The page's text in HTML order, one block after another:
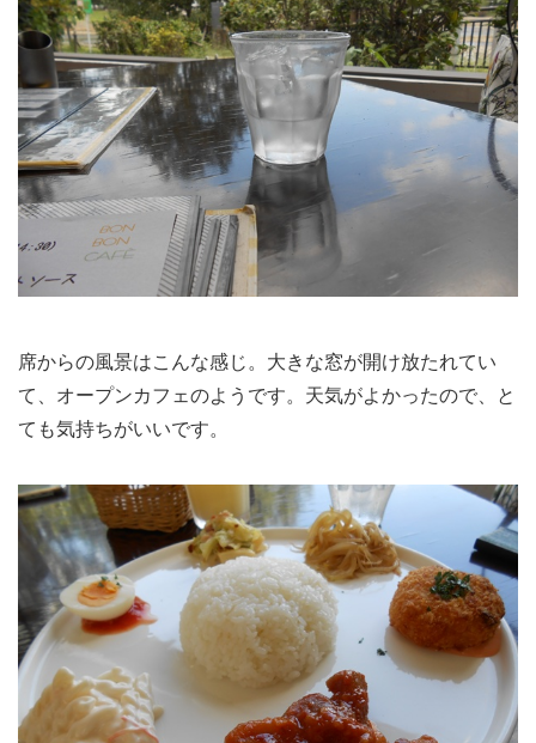
席からの風景はこんな感じ。大きな窓が開け放たれてい
て、オープンカフェのようです。天気がよかったので、と
ても気持ちがいいです。